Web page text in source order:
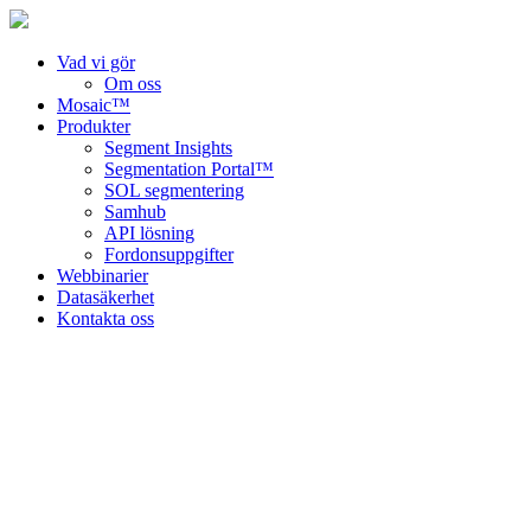
Vad vi gör
Om oss
Mosaic™
Produkter
Segment Insights
Segmentation Portal™
SOL segmentering
Samhub
API lösning
Fordonsuppgifter
Webbinarier
Datasäkerhet
Kontakta oss